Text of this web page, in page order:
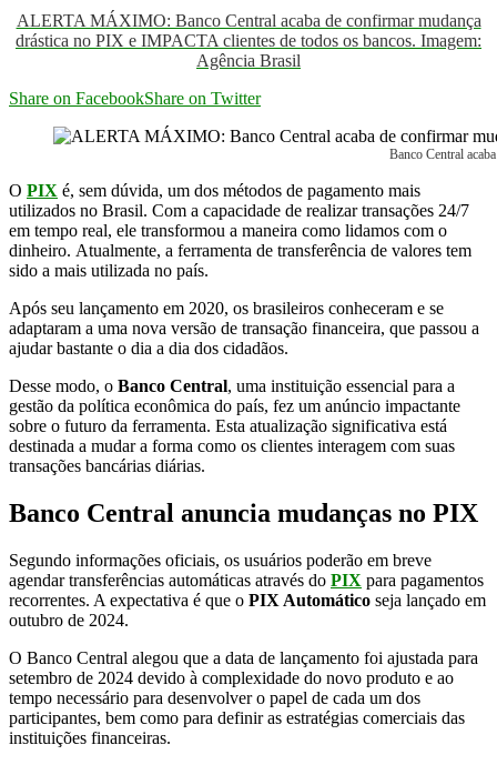
ALERTA MÁXIMO: Banco Central acaba de confirmar mudança
drástica no PIX e IMPACTA clientes de todos os bancos. Imagem:
Agência Brasil
Share on FacebookShare on Twitter
Banco Central
O PIX é, sem dúvida, um dos métodos de pagamento mais
utilizados no Brasil. Com a capacidade de realizar transações 24/7
em tempo real, ele transformou a maneira como lidamos com o
dinheiro. Atualmente, a ferramenta de transferência de valores tem
sido a mais utilizada no país.
Após seu lançamento em 2020, os brasileiros conheceram e se
adaptaram a uma nova versão de transação financeira, que passou a
ajudar bastante o dia a dia dos cidadãos.
Desse modo, o Banco Central, uma instituição essencial para a
gestão da política econômica do país, fez um anúncio impactante
sobre o futuro da ferramenta. Esta atualização significativa está
destinada a mudar a forma como os clientes interagem com suas
transações bancárias diárias.
Banco Central anuncia mudanças no PIX
Segundo informações oficiais, os usuários poderão em breve
agendar transferências automáticas através do PIX para pagamentos
recorrentes. A expectativa é que o PIX Automático seja lançado em
outubro de 2024.
O Banco Central alegou que a data de lançamento foi ajustada para
setembro de 2024 devido à complexidade do novo produto e ao
tempo necessário para desenvolver o papel de cada um dos
participantes, bem como para definir as estratégias comerciais das
instituições financeiras.